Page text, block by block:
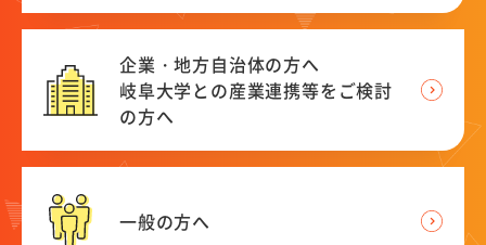
外部資金獲得手当
競争的研究費の直接経費からの研究代表者（PI）の人件
費支出に係る活用実績報告書
特別研究員PD等の育成方針
企業・地方自治体の方へ
岐阜大学との産業連携等をご検討
の方へ
一般の方へ